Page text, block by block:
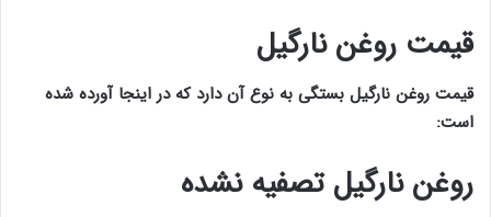
قیمت روغن نارگیل
قیمت روغن نارگیل بستگی به نوع آن دارد که در اینجا آورده شده
است:
روغن نارگیل تصفیه نشده